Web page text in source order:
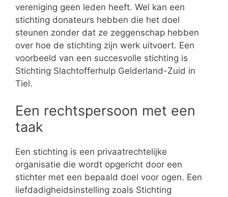
vereniging geen leden heeft. Wel kan een
stichting donateurs hebben die het doel
steunen zonder dat ze zeggenschap hebben
over hoe de stichting zijn werk uitvoert. Een
voorbeeld van een succesvolle stichting is
Stichting Slachtofferhulp Gelderland-Zuid in
Tiel.
Een rechtspersoon met een
taak
Een stichting is een privaatrechtelijke
organisatie die wordt opgericht door een
stichter met een bepaald doel voor ogen. Een
liefdadigheidsinstelling zoals Stichting